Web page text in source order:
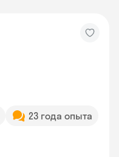
23 года опыта